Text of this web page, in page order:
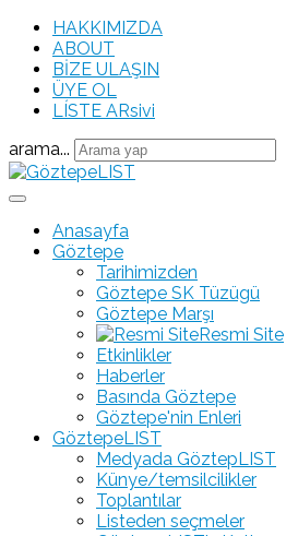
HAKKIMIZDA
ABOUT
BİZE ULAŞIN
ÜYE OL
LÍSTE ARsivi
arama...
Anasayfa
Göztepe
Tarihimizden
Göztepe SK Tüzügü
Göztepe Marşı
Resmi Site
Etkinlikler
Haberler
Basında Göztepe
Göztepe'nin Enleri
GöztepeLIST
Medyada GöztepLIST
Künye/temsilcilikler
Toplantılar
Listeden seçmeler